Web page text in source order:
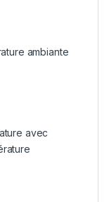
ambiante
avec